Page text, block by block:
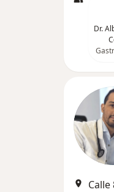
Dr.